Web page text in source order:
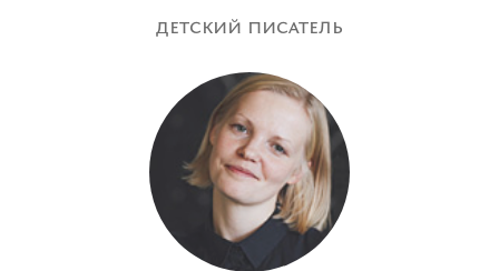
детский писатель